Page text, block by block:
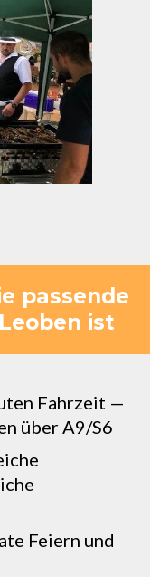
passende
ist
Fahrzeit —
über A9/S6
Feiern und